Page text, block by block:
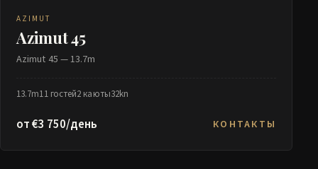
AZIMUT
Azimut 45
Azimut 45 — 13.7m
13.7m11 гостей2 каюты32kn
от €3 750/день КОНТАКТЫ